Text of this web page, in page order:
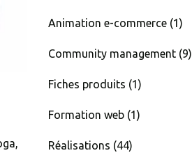
Animation e-commerce(1)
Community management(9)
Fiches produits (1)
Formation web(1)
Réalisations (44)